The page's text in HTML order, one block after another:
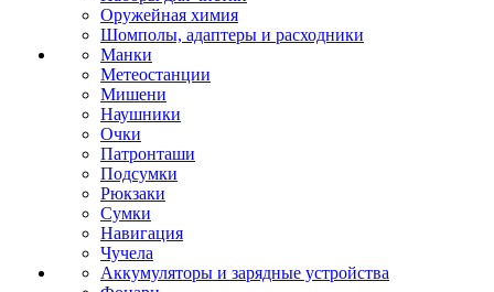
Оружейная химия
Шомполы, адаптеры и расходники
Манки
Метеостанции
Мишени
Наушники
Очки
Патронташи
Подсумки
Рюкзаки
Сумки
Навигация
Чучела
Аккумуляторы и зарядные устройства